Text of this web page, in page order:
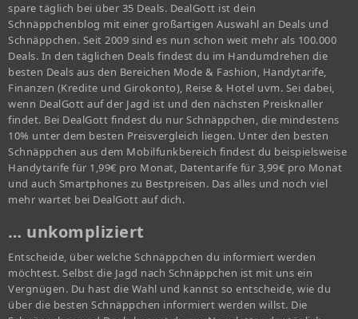
spare täglich bei über 35 Deals. DealGott ist dein
Schnäppchenblog mit einer großartigen Auswahl an Deals und
Schnäppchen. Seit 2009 sind es nun schon weit mehr als 100.000
Deals. In den täglichen Deals findest du im Handumdrehen die
besten Deals aus den Bereichen Mode & Fashion, Handytarife,
Finanzen (Kredite und Girokonto), Reise & Hotel uvm. Sei dabei,
wenn DealGott auf der Jagd ist und den nächsten Preisknaller
findet. Bei DealGott findest du nur Schnäppchen, die mindestens
10% unter dem besten Preisvergleich liegen. Unter den besten
Schnäppchen aus dem Mobilfunkbereich findest du beispielsweise
Handytarife für 1,99€ pro Monat, Datentarife für 3,99€ pro Monat
und auch Smartphones zu Bestpreisen. Das alles und noch viel
mehr wartet bei DealGott auf dich.
… unkompliziert
Entscheide, über welche Schnäppchen du informiert werden
möchtest. Selbst die Jagd nach Schnäppchen ist mit uns ein
Vergnügen. Du hast die Wahl und kannst so entscheide, wie du
über die besten Schnäppchen informiert werden willst. Die